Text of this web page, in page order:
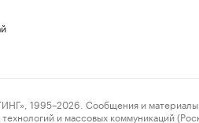
Сообщения и материалы
и массовых коммуникаций